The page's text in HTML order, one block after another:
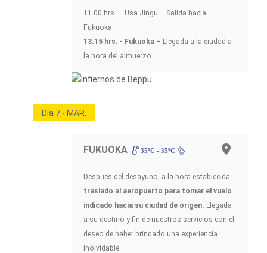
11.00 hrs. – Usa Jingu – Salida hacia
Fukuoka.
13.15 hrs. - Fukuoka – Llegada a la ciudad a
la hora del almuerzo.
Día 7 - MAR.
FUKUOKA 35ºC - 35ºC
Después del desayuno, a la hora establecida,
traslado al aeropuerto para tomar el vuelo
indicado hacia su ciudad de origen. Llegada
a su destino y fin de nuestros servicios con el
deseo de haber brindado una experiencia
inolvidable.